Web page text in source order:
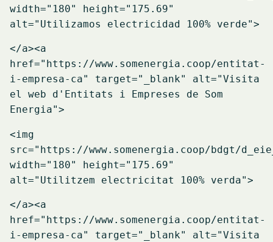
width="180" height="175.69"
alt="Utilizamos electricidad 100% verde">
</a><a
href="https://www.somenergia.coop/entitat-
i-empresa-ca" target="_blank" alt="Visita
el web d'Entitats i Empreses de Som
Energia">
<img
src="https://www.somenergia.coop/bdgt/
width="180" height="175.69"
alt="Utilitzem electricitat 100% verda">
</a><a
href="https://www.somenergia.coop/entitat-
i-empresa-ca" target="_blank" alt="Visita